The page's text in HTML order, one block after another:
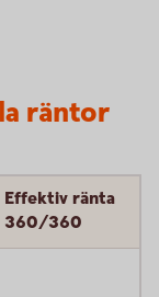
räntor
Effektiv ränta
360/360